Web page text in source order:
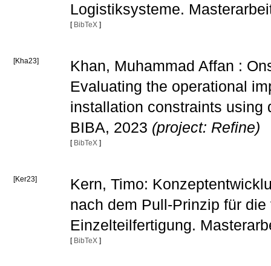
Logistiksysteme.
[ BibTeX ]
[Kha23]
Khan, Muhammad Affan :
Evaluating the operational
installation constraints using
BIBA, 2023 (project: Refine)
[ BibTeX ]
[Ker23]
Kern, Timo:
nach dem Pull-Prinzip für
Einzelteilfertigung.
[ BibTeX ]